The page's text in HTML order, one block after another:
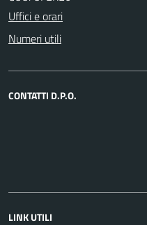
Uffici e orari
Numeri utili
CONTATTI D.P.O.
LINK UTILI